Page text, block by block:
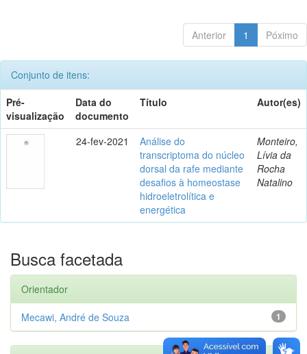
Anterior 1 Póximo
Conjunto de itens:
Pré-
visualização
Data do
documento
Título Autor(es)
24-fev-2021
Análise do
transcriptoma do núcleo
dorsal da rafe mediante
desafios à homeostase
hidroeletrolítica e
energética
Monteiro,
Lívia da
Rocha
Natalino
Busca facetada
Orientador
1
Mecawi, André de Souza